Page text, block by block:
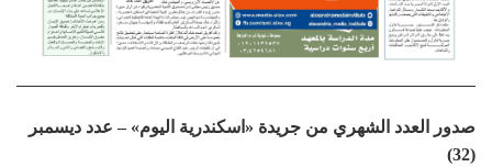
صدور العدد الشهري من جريدة «اسكندرية اليوم» – عدد ديسمبر
(32)